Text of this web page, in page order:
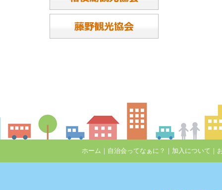
ホーム ｜ 自治会ってなぁに？ ｜ 加入について ｜